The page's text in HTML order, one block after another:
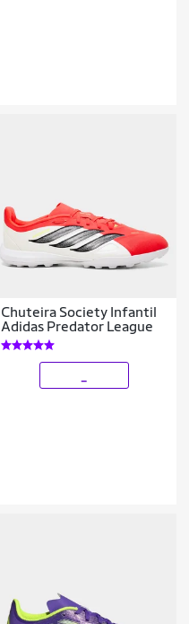
Chuteira Society Infantil
Adidas Predator League